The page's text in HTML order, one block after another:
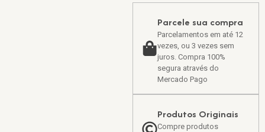
Parcele sua compra
Parcelamentos em até 12
vezes, ou 3 vezes sem
juros. Compra 100%
segura através do
Mercado Pago
Produtos Originais
Compre produtos